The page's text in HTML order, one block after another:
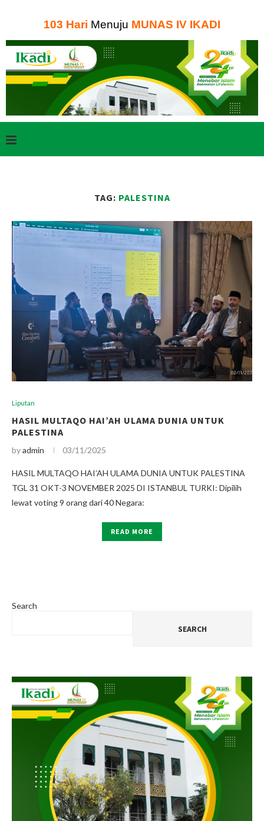
103 Hari Menuju MUNAS IV IKADI
TAG: PALESTINA
Liputan
HASIL MULTAQO HAI’AH ULAMA DUNIA UNTUK
PALESTINA
byadmin 03/11/2025
HASIL MULTAQO HAI’AH ULAMA DUNIA UNTUK PALESTINA
TGL 31 OKT-3 NOVEMBER 2025 DI ISTANBUL TURKI: Dipilih
lewat voting 9 orang dari 40 Negara:
READ MORE
Search
SEARCH